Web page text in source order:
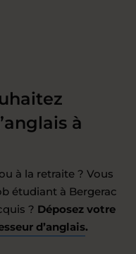
à
à la retraite ? Vous
étudiant à Bergerac
? Déposez votre
d’anglais.